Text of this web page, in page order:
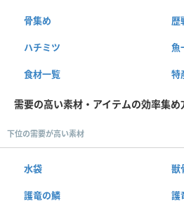
骨集め 歴
ハチミツ 魚
食材一覧 特
需要の高い素材・アイテムの効率集め
下位の需要が高い素材
水袋 獣
護竜の鱗 護